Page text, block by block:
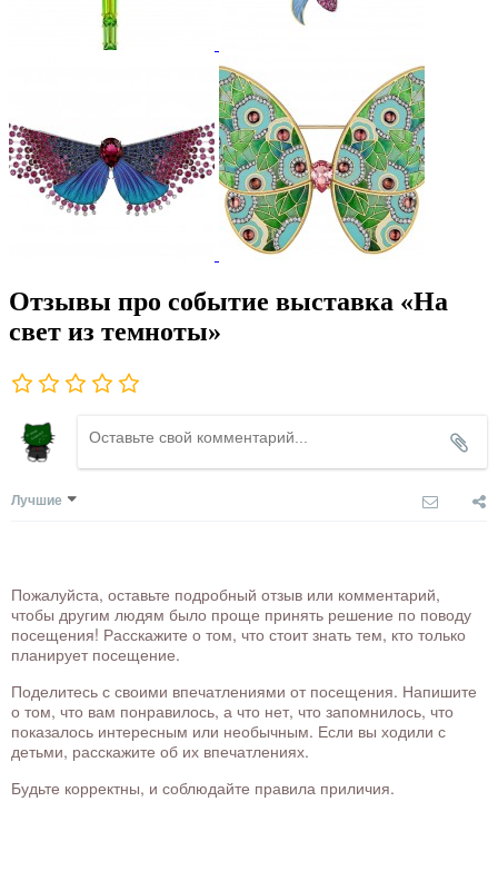
Отзывы про событие выставка «На
свет из темноты»
Лучшие
Пожалуйста, оставьте подробный отзыв или комментарий,
чтобы другим людям было проще принять решение по поводу
посещения! Расскажите о том, что стоит знать тем, кто только
планирует посещение.
Поделитесь с своими впечатлениями от посещения. Напишите
о том, что вам понравилось, а что нет, что запомнилось, что
показалось интересным или необычным. Если вы ходили с
детьми, расскажите об их впечатлениях.
Будьте корректны, и соблюдайте правила приличия.